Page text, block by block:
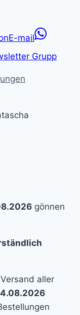
E-mail
Grupp
gönnen
aller